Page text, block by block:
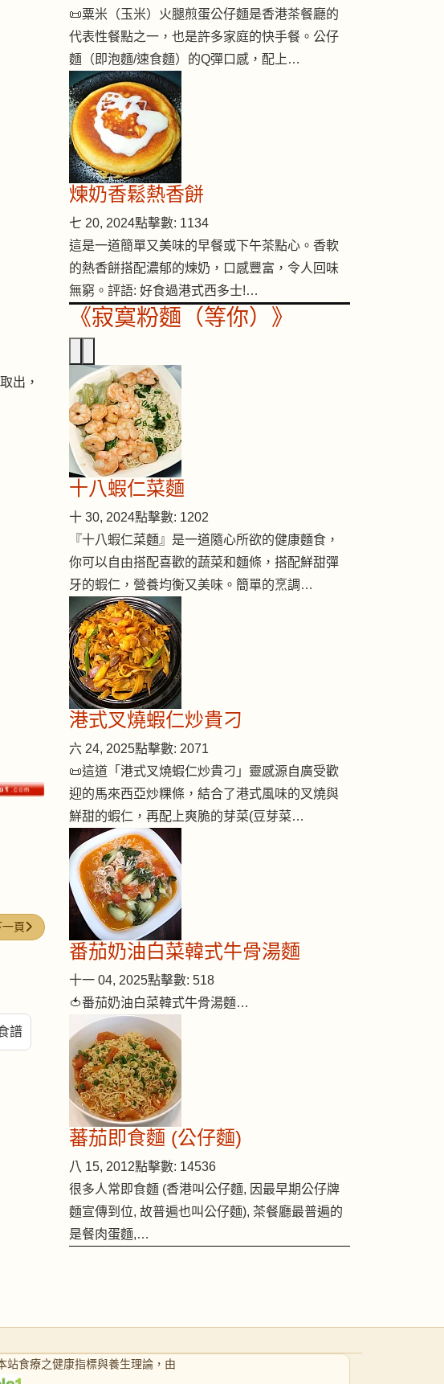
出，
一篇文章: 梅菜蒸鯇魚腩
一頁
譜
📜粟米（玉米）火腿煎蛋公仔麵是香港茶餐廳的
代表性餐點之一，也是許多家庭的快手餐。公仔
麵（即泡麵/速食麵）的Q彈口感，配上…
煉奶香鬆熱香餅
七 20, 2024點擊數: 1134
這是一道簡單又美味的早餐或下午茶點心。香軟
的熱香餅搭配濃郁的煉奶，口感豐富，令人回味
無窮。評語: 好食過港式西多士!…
《寂寞粉麵（等你）》
十八蝦仁菜麵
十 30, 2024點擊數: 1202
『十八蝦仁菜麵』是一道隨心所欲的健康麵食，
你可以自由搭配喜歡的蔬菜和麵條，搭配鮮甜彈
牙的蝦仁，營養均衡又美味。簡單的烹調…
港式叉燒蝦仁炒貴刁
六 24, 2025點擊數: 2071
📜這道「港式叉燒蝦仁炒貴刁」靈感源自廣受歡
迎的馬來西亞炒粿條，結合了港式風味的叉燒與
鮮甜的蝦仁，再配上爽脆的芽菜(豆芽菜…
番茄奶油白菜韓式牛骨湯麵
十一 04, 2025點擊數: 518
🍅番茄奶油白菜韓式牛骨湯麵…
蕃茄即食麵 (公仔麵)
八 15, 2012點擊數: 14536
很多人常即食麵 (香港叫公仔麵, 因最早期公仔牌
麵宣傳到位, 故普遍也叫公仔麵), 茶餐廳最普遍的
是餐肉蛋麵,…
站食療之健康指標與養生理論，由